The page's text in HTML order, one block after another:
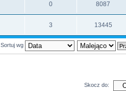
0 8087
3 13445
Sortuj wg
Skocz do: